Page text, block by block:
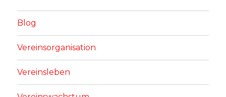
Blog
Vereinsorganisation
Vereinsleben